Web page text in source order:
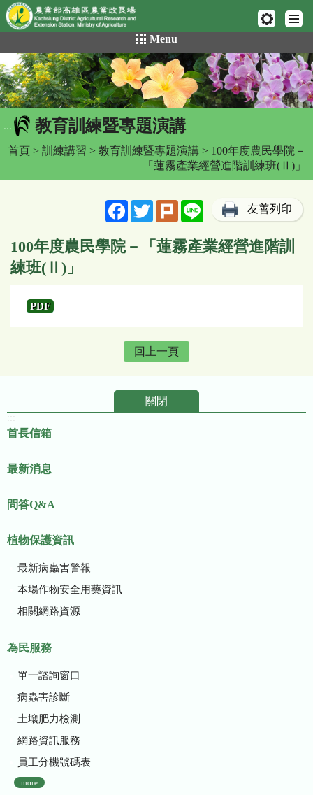
網頁置頂
到
主
要
內
容
區
Menu
::: 教育訓練暨專題演講
首頁 > 訓練講習 > 教育訓練暨專題演講 > 100年度農民學院－
「蓮霧產業經營進階訓練班(Ⅱ)」
FacebookTwitterPlurk Line 友善列印
100年度農民學院－「蓮霧產業經營進階訓
練班(Ⅱ)」
PDF
回上一頁
關閉
首長信箱
最新消息
問答Q&A
植物保護資訊
最新病蟲害警報
本場作物安全用藥資訊
相關網路資源
為民服務
單一諮詢窗口
病蟲害診斷
土壤肥力檢測
網路資訊服務
員工分機號碼表
more